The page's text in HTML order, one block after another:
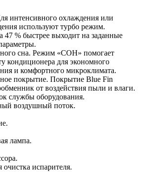
интенсивного охлаждения или
используют турбо режим.
47 % быстрее выходит на заданные
сна. Режим «СОН» помогает
кондиционера для экономного
и комфортного микроклимата.
покрытие. Покрытие Blue Fin
от воздействия пыли и влаги.
службы оборудования.
воздушный поток.
лампа.
очистка испарителя.